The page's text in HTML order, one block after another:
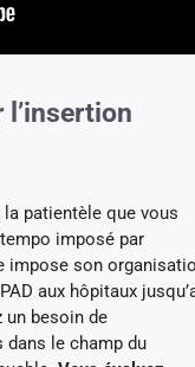
patientèle que vous
imposé par
impose son
aux hôpitaux
un besoin de
le champ du